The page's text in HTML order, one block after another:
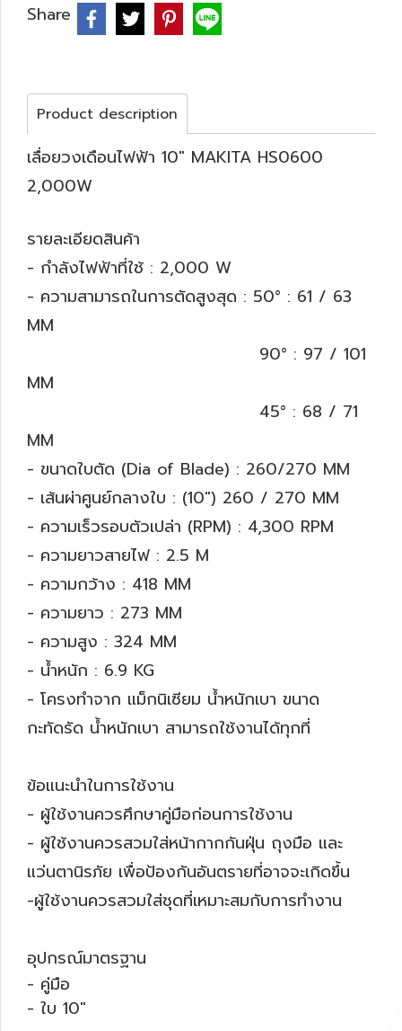
Share
Product description
เลื่อยวงเดือนไฟฟ้า 10" MAKITA HS0600
2,000W
รายละเอียดสินค้า
- กำลังไฟฟ้าที่ใช้ : 2,000 W
- ความสามารถในการตัดสูงสุด : 50° : 61 / 63
MM
90° : 97 / 101
MM
45° : 68 / 71
MM
- ขนาดใบตัด (Dia of Blade) : 260/270 MM
- เส้นผ่าศูนย์กลางใบ : (10") 260 / 270 MM
- ความเร็วรอบตัวเปล่า (RPM) : 4,300 RPM
- ความยาวสายไฟ : 2.5 M
- ความกว้าง : 418 MM
- ความยาว : 273 MM
- ความสูง : 324 MM
- น้ำหนัก : 6.9 KG
- โครงทำจาก แม็กนิเซียม น้ำหนักเบา ขนาด
กะทัดรัด น้ำหนักเบา สามารถใช้งานได้ทุกที่
ข้อแนะนำในการใช้งาน
- ผู้ใช้งานควรศึกษาคู่มือก่อนการใช้งาน
- ผู้ใช้งานควรสวมใส่หน้ากากกันฝุ่น ถุงมือ และ
แว่นตานิรภัย เพื่อป้องกันอันตรายที่อาจจะเกิดขึ้น
-ผู้ใช้งานควรสวมใส่ชุดที่เหมาะสมกับการทำงาน
อุปกรณ์มาตรฐาน
- คู่มือ
- ใบ 10"